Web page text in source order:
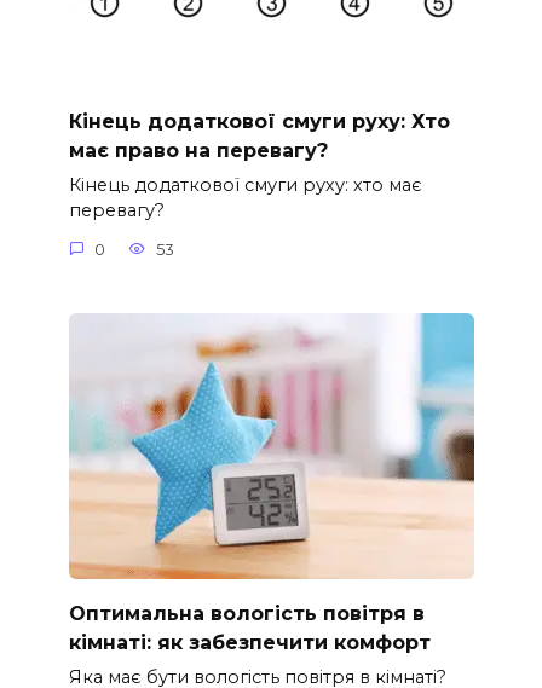
Кінець додаткової смуги руху: Хто
має право на перевагу?
Кінець додаткової смуги руху: хто має
перевагу?
0 53
Оптимальна вологість повітря в
кімнаті: як забезпечити комфорт
Яка має бути вологість повітря в кімнаті?